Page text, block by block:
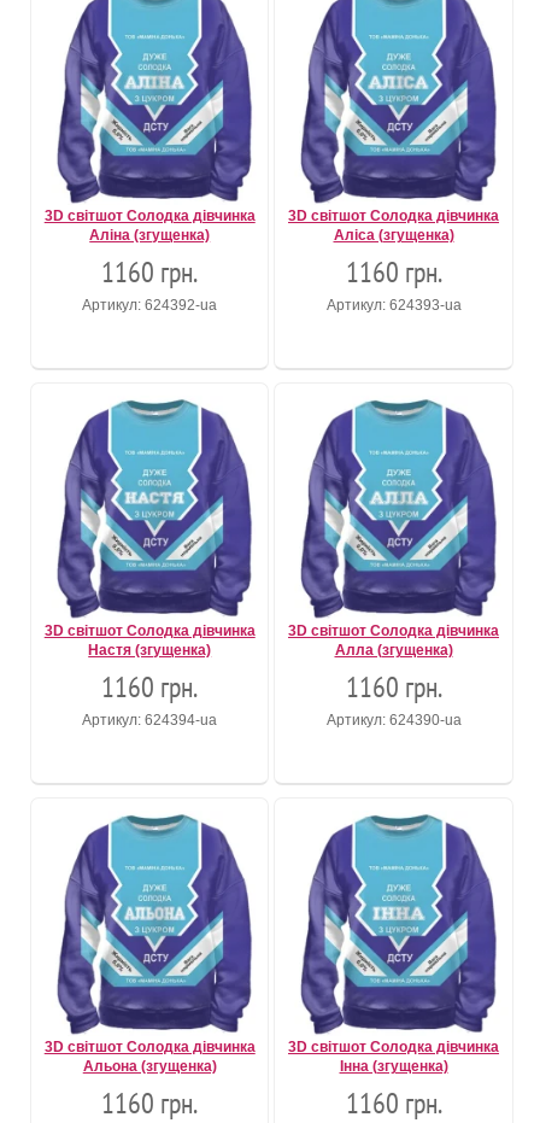
3D світшот Солодка дівчинка
Аліна (згущенка)
1160 грн.
Артикул: 624392-ua
3D світшот Солодка дівчинка
Аліса (згущенка)
1160 грн.
Артикул: 624393-ua
3D світшот Солодка дівчинка
Настя (згущенка)
1160 грн.
Артикул: 624394-ua
3D світшот Солодка дівчинка
Алла (згущенка)
1160 грн.
Артикул: 624390-ua
3D світшот Солодка дівчинка
Альона (згущенка)
1160 грн.
3D світшот Солодка дівчинка
Інна (згущенка)
1160 грн.